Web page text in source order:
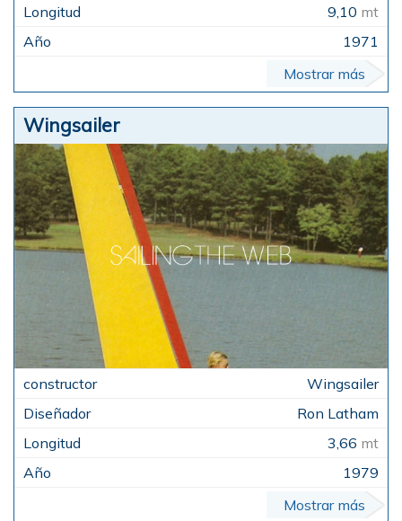
9,10 mt
1971
Mostrar más
Wingsailer
Wingsailer
Ron Latham
3,66 mt
1979
Mostrar más